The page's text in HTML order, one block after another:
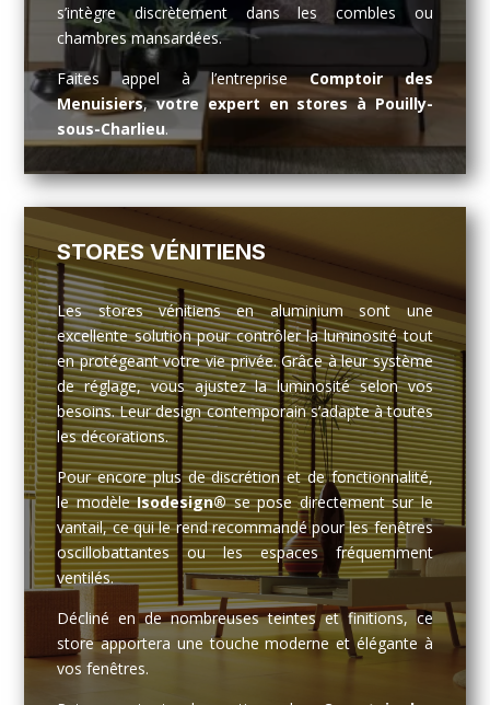
s’intègre discrètement dans les combles ou
chambres mansardées.
Faites appel à l’entrepriseComptoir des
Menuisiers,votre expert en stores à Pouilly-
sous-Charlieu.
STORES VÉNITIENS
Les stores vénitiens en aluminium sont une
excellente solution pour contrôler la luminosité tout
en protégeant votre vie privée. Grâce à leur système
de réglage, vous ajustez la luminosité selon vos
besoins. Leur design contemporain s’adapte à toutes
les décorations.
Pour encore plus de discrétion et de fonctionnalité,
le modèleIsodesign®se pose directement sur le
vantail, ce qui le rend recommandé pour les fenêtres
oscillobattantes ou les espaces fréquemment
ventilés.
Décliné en de nombreuses teintes et finitions, ce
store apportera une touche moderne et élégante à
vos fenêtres.